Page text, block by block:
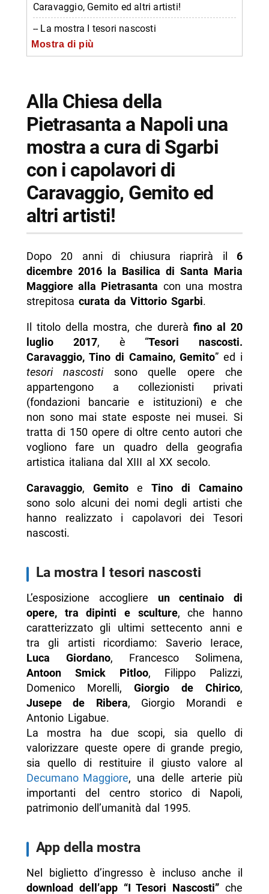
Caravaggio, Gemito ed altri artisti!
-- La mostra I tesori nascosti
-- App della mostra
-- Prezzi della mostra I tesori nascosti
-- Visite guidate
-- Informazioni su I Tesori Nascosti
-- Scopri di più da Napolike.it
Mostra di più
Alla Chiesa della
Pietrasanta a Napoli una
mostra a cura di Sgarbi
con i capolavori di
Caravaggio, Gemito ed
altri artisti!
Dopo 20 anni di chiusura riaprirà il6
dicembre 2016 la Basilica di Santa Maria
Maggiore alla Pietrasanta con una mostra
strepitosa curata da Vittorio Sgarbi.
Il titolo della mostra, che durerà fino al 20
luglio 2017, è “Tesori nascosti.
Caravaggio, Tino di Camaino, Gemito” ed i
tesori nascostisono quelle opere che
appartengono a collezionisti privati
(fondazioni bancarie e istituzioni) e che
non sono mai state esposte nei musei. Si
tratta di 150 opere di oltre cento autori che
vogliono fare un quadro della geografia
artistica italiana dal XIII al XX secolo.
Caravaggio, GemitoeTino di Camaino
sono solo alcuni dei nomi degli artisti che
hanno realizzato i capolavori dei Tesori
nascosti.
La mostra I tesori nascosti
L’esposizione accogliere un centinaio di
opere, tra dipinti e sculture, che hanno
caratterizzato gli ultimi settecento anni e
tra gli artisti ricordiamo: Saverio Ierace,
Luca Giordano, Francesco Solimena,
Antoon Smick Pitloo, Filippo Palizzi,
Domenico Morelli, Giorgio de Chirico,
Jusepe de Ribera,
Giorgio Morandi e
Antonio Ligabue.
La mostra ha due scopi, sia quello di
valorizzare queste opere di grande pregio,
sia quello di restituire il giusto valore al
Decumano Maggiore, una delle arterie più
importanti del centro storico di Napoli,
patrimonio dell’umanità dal 1995.
App della mostra
Nel biglietto d’ingresso è incluso anche il
download dell’app “I Tesori Nascosti” che